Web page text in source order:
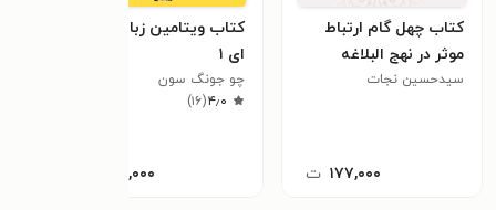
کتاب چهل گام ارتباط
موثر در نهج البلاغه
سیدحسین نجات
۱۷۷,۰۰۰ ت
کتاب ویتامین زبان کره
ای ۱
چو جونگ سون
۴٫۰(۱۶)
۱۹۹,۰۰۰